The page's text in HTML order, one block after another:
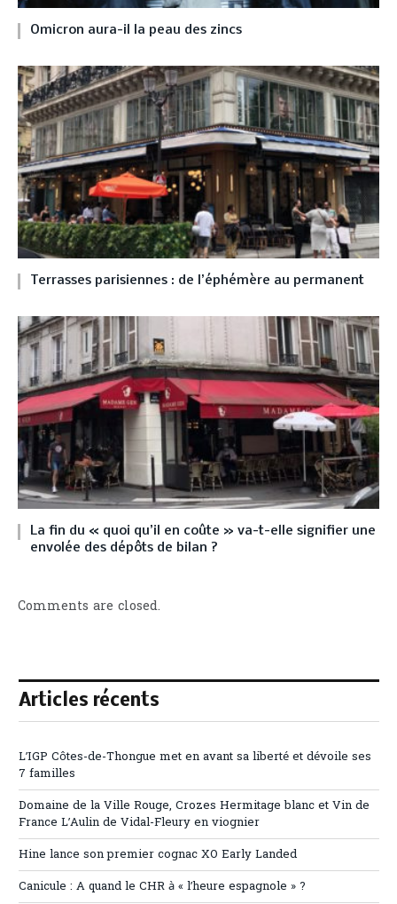
Omicron aura-il la peau des zincs
Terrasses parisiennes : de l’éphémère au permanent
La fin du « quoi qu’il en coûte » va-t-elle signifier une
envolée des dépôts de bilan ?
Comments are closed.
Articles récents
L’IGP Côtes-de-Thongue met en avant sa liberté et dévoile ses
7 familles
Domaine de la Ville Rouge, Crozes Hermitage blanc et Vin de
France L’Aulin de Vidal-Fleury en viognier
Hine lance son premier cognac XO Early Landed
Canicule : A quand le CHR à « l’heure espagnole » ?